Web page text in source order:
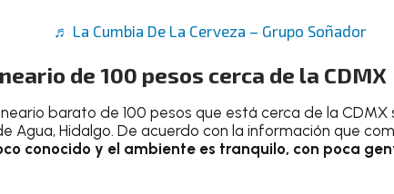
♬ La Cumbia De La Cerveza – Grupo Soñador
de 100 pesos cerca de la CDMX
barato de 100 pesos que está cerca de la CDMX
Agua, Hidalgo. De acuerdo con la información que
conocido y el ambiente es tranquilo, con poca